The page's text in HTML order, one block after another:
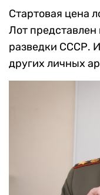
Стартовая цена
Лот
разведки СССР.
других личных